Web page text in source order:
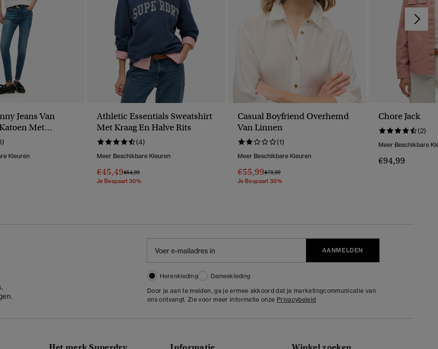
Jeans Van
Met
Kleuren
Athletic Essentials Sweatshirt
Met Kraag En Halve Rits
(4)
Meer Beschikbare Kleuren
€45,49Prijs Verlaagd Van
€64,99Naar
Je Bespaart 30%
Casual Boyfriend Overhemd
Van Linnen
(1)
Meer Beschikbare Kleuren
€55,99Prijs Verlaagd Van
€79,99Naar
Je Bespaart 30%
Chore Jack
(2)
Meer Beschikbare
€94,99
AANMELDEN
Herenkleding
Dameskleding
Door je aan te melden, ga je ermee akkoord dat je marketingcommunicatie van
ons ontvangt. Zie voor meer informatie onze Privacybeleid